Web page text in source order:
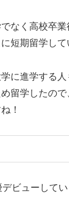
なく高校卒
短期留学して
に進学する人
留学したの
！
ビューしてい